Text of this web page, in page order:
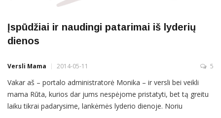
Įspūdžiai ir naudingi patarimai iš lyderių
dienos
Versli Mama 2014-05-11 5
Vakar aš – portalo administratorė Monika – ir versli bei veikli
mama Rūta, kurios dar jums nespėjome pristatyti, bet tą greitu
laiku tikrai padarysime, lankėmės lyderio dienoje. Noriu